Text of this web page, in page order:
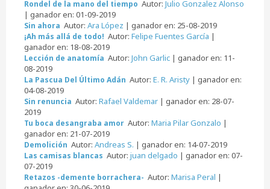
Rondel de la mano del tiempo Autor: Julio Gonzalez Alonso
| ganador en: 01-09-2019
Sin ahora Autor: Ara López | ganador en: 25-08-2019
¡Ah más allá de todo! Autor: Felipe Fuentes García |
ganador en: 18-08-2019
Lección de anatomía Autor: John Garlic | ganador en: 11-
08-2019
La Pascua Del Último Adán Autor: E. R. Aristy | ganador en:
04-08-2019
Sin renuncia Autor: Rafael Valdemar | ganador en: 28-07-
2019
Tu boca desangraba amor Autor: Maria Pilar Gonzalo |
ganador en: 21-07-2019
Demolición Autor: Andreas S. | ganador en: 14-07-2019
Las camisas blancas Autor: juan delgado | ganador en: 07-
07-2019
Retazos -demente borrachera- Autor: Marisa Peral |